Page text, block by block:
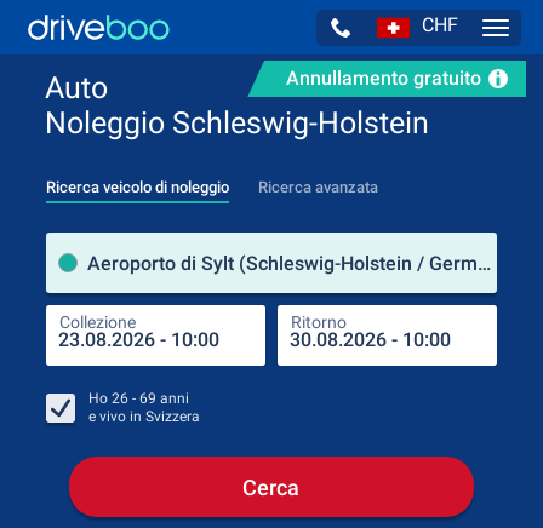
CHF
Annullamento gratuito
Auto
Noleggio Schleswig-Holstein
Ricerca veicolo di noleggio Ricerca avanzata
Aeroporto di Sylt (Schleswig-Holstein / Germania)
Collezione Ritorno
Ho 26 - 69 anni
e vivo in Svizzera
Cerca